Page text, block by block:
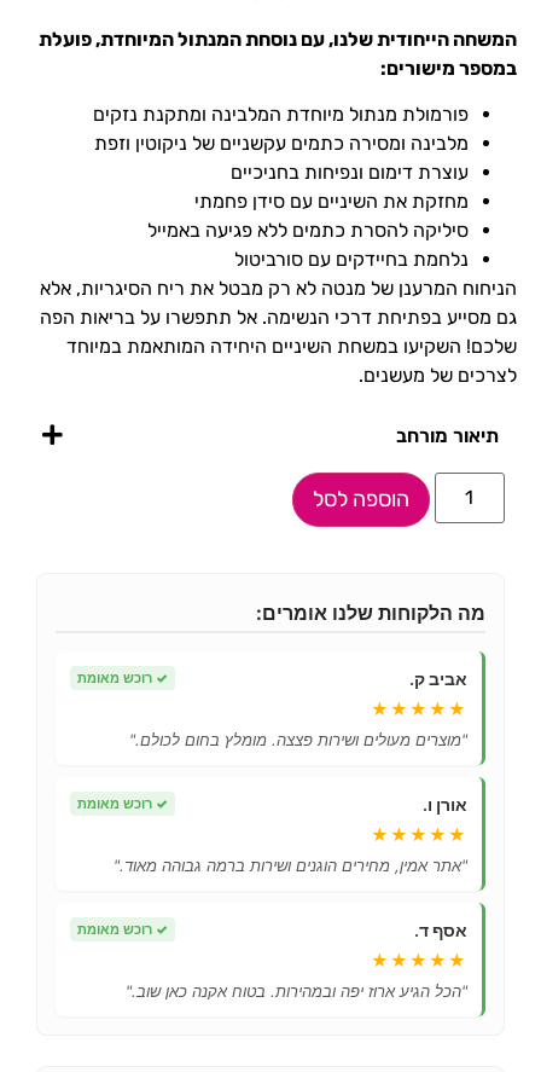
המשחה הייחודית שלנו, עם נוסחת המנתול המיוחדת, פועלת
במספר מישורים:
פורמולת מנתול מיוחדת המלבינה ומתקנת נזקים
מלבינה ומסירה כתמים עקשניים של ניקוטין וזפת
עוצרת דימום ונפיחות בחניכיים
מחזקת את השיניים עם סידן פחמתי
סיליקה להסרת כתמים ללא פגיעה באמייל
נלחמת בחיידקים עם סורביטול
הניחוח המרענן של מנטה לא רק מבטל את ריח הסיגריות, אלא
גם מסייע בפתיחת דרכי הנשימה. אל תתפשרו על בריאות הפה
שלכם! השקיעו במשחת השיניים היחידה המותאמת במיוחד
לצרכים של מעשנים.
תיאור מורחב
הוספה לסל
מה הלקוחות שלנו אומרים:
אביב ק. ✓ רוכש מאומת
★★★★★
"מוצרים מעולים ושירות פצצה. מומלץ בחום לכולם."
אורן ו. ✓ רוכש מאומת
★★★★★
"אתר אמין, מחירים הוגנים ושירות ברמה גבוהה מאוד."
אסף ד. ✓ רוכש מאומת
★★★★★
"הכל הגיע ארוז יפה ובמהירות. בטוח אקנה כאן שוב."